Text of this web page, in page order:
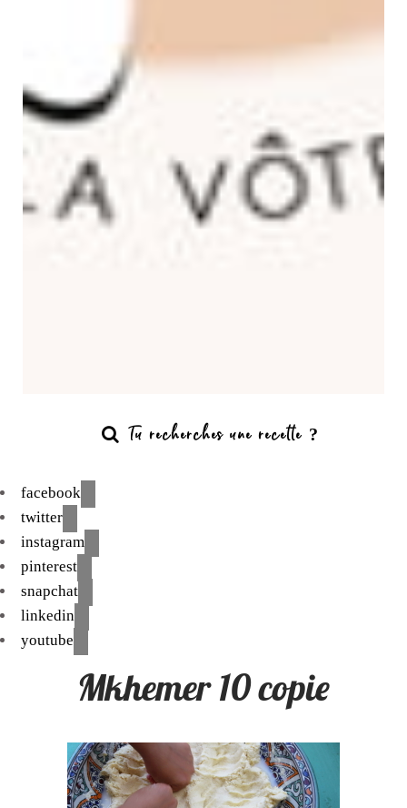
facebook
twitter
instagram
pinterest
snapchat
linkedin
youtube
Mkhemer 10 copie